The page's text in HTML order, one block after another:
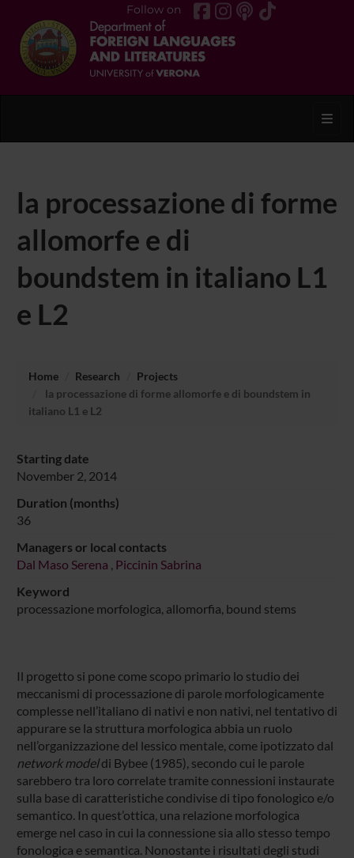
Follow on
la processazione di forme
allomorfe e di
boundstem in italiano L1
e L2
Home Research
Projects
la processazione di forme allomorfe e di boundstem in
italiano L1 e L2
Starting date
November 2, 2014
Duration (months)
36
Managers or local contacts
Dal Maso Serena , Piccinin Sabrina
Keyword
processazione morfologica, allomorfia, bound stems
Il progetto si pone come scopo primario lo studio dei
meccanismi di processazione di parole morfologicamente
complesse nell’italiano di nativi e non nativi, nel tentativo di
appurare se la struttura morfologica abbia un ruolo
nell’organizzazione del lessico mentale, come ipotizzato dal
network modeldi Bybee (1985), secondo cui le parole
sarebbero tra loro correlate tramite connessioni instaurate
sulla base di caratteristiche condivise di tipo fonologico e/o
semantico. In quest’ottica, una relazione morfologica
emerge nel caso in cui la connessione sia allo stesso tempo
fonologica e semantica. Nonostante i risultati degli studi